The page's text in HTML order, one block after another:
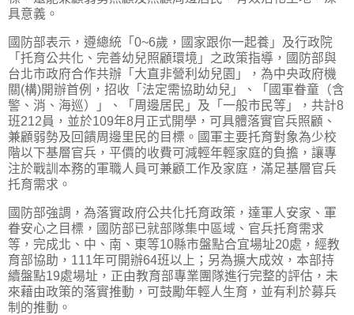
具意義。
國防部表示，遵總統「0~6歲，國家跟你一起養」及行政院
「托育公共化、完善幼兒照顧環境」之政策指導，國防部與
台北市政府合作共辦「大直非營利幼兒園」，為中央政府機
關(構)開辦首例，招收「法定需協助幼兒」、「國軍眷童（含
警、消、海巡）」、「周邊居民」及「一般市民等」，共計8
班212員，並於109年8月正式開學，可具體落實官兵照顧、
兼顧弱勢及回饋周邊里民的目標。國軍主要托育對象為少校
階以下基層官兵，平價的收費可減輕年輕家庭的負擔，讓專
注於戰訓本務的軍職人員可兼顧工作及家庭，滿足基層官兵
托育需求。
國防部強調，為落實政府公共化托育政策，達軍人安家、軍
眷安心之目標，國防部已就部隊集中區域、官兵托育需求
等，完成北、中、南、東等10縣市盤點合宜場址20處，經教
育部協助，111年可開辦64班以上；另為擴大成效，本部持
續盤點19處場址，正由教育部專業團隊進行完整的評估，未
來藉由政策的落實推動，可鼓勵年輕人生育，並有利於募兵
制的推動。